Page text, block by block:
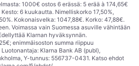
1000€ ostos 6 erässä: 5 erää à 174,65€
6 kuukautta. Nimelliskorko 17,50%,
Kokonaisvelka: 1047,88€. Korko: 47,88€.
Voimassa vain Suomessa asuville vähintään
Klarnan hyväksynnän.
enimmäisoston summa riippuu
Klarna Bank AB (publ),
Y-tunnus: 556737-0431. Katso ehdot